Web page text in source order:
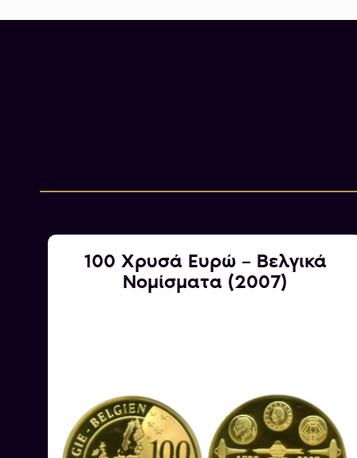
100 Χρυσά Ευρώ – Βελγικά
Νομίσματα (2007)